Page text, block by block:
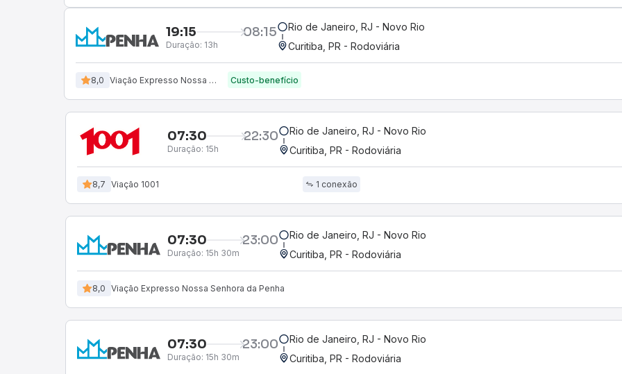
19:15 08:15
Duração: 13h
Rio de Janeiro, RJ - Novo Rio
Curitiba, PR - Rodoviária
8,0 Viação Expresso Nossa Senhora da Penha Custo-benefício
07:30 22:30
Duração: 15h
Rio de Janeiro, RJ - Novo Rio
Curitiba, PR - Rodoviária
8,7 Viação 1001 1 conexão
07:30 23:00
Duração: 15h 30m
Rio de Janeiro, RJ - Novo Rio
Curitiba, PR - Rodoviária
8,0 Viação Expresso Nossa Senhora da Penha
07:30 23:00
Duração: 15h 30m
Rio de Janeiro, RJ - Novo Rio
Curitiba, PR - Rodoviária